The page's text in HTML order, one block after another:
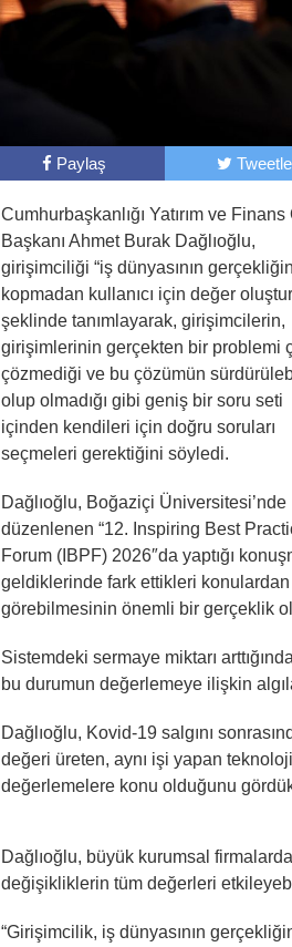
Paylaş Tweetle
Cumhurbaşkanlığı Yatırım ve Finans
Başkanı Ahmet Burak Dağlıoğlu,
girişimciliği “iş dünyasının
kopmadan kullanıcı için değer
şeklinde tanımlayarak, girişimcilerin,
girişimlerinin gerçekten bir problemi
çözmediği ve bu çözümün
olup olmadığı gibi geniş bir soru seti
içinden kendileri için doğru soruları
seçmeleri gerektiğini söyledi.
Dağlıoğlu, Boğaziçi Üniversitesi’nde
düzenlenen “12. Inspiring Best
Forum (IBPF) 2026″da yaptığı
geldiklerinde fark ettikleri konulardan
görebilmesinin önemli bir gerçeklik
Sistemdeki sermaye miktarı
bu durumun değerlemeye ilişkin
Dağlıoğlu, Kovid-19 salgını
değeri üreten, aynı işi yapan
değerlemelere konu olduğunu
Dağlıoğlu, büyük kurumsal
değişikliklerin tüm değerleri
“Girişimcilik, iş dünyasının